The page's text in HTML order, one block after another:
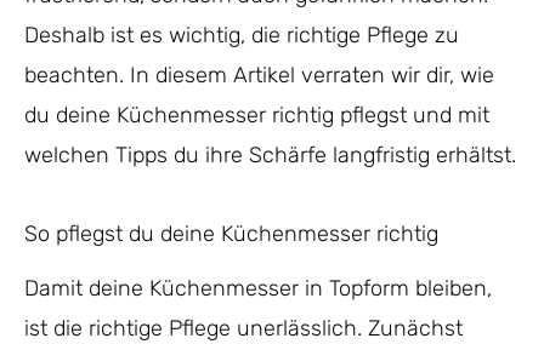
Deshalb ist es wichtig, die richtige Pflege zu
beachten. In diesem Artikel verraten wir dir, wie
du deine Küchenmesser richtig pflegst und mit
welchen Tipps du ihre Schärfe langfristig erhältst.
So pflegst du deine Küchenmesser richtig
Damit deine Küchenmesser in Topform bleiben,
ist die richtige Pflege unerlässlich. Zunächst